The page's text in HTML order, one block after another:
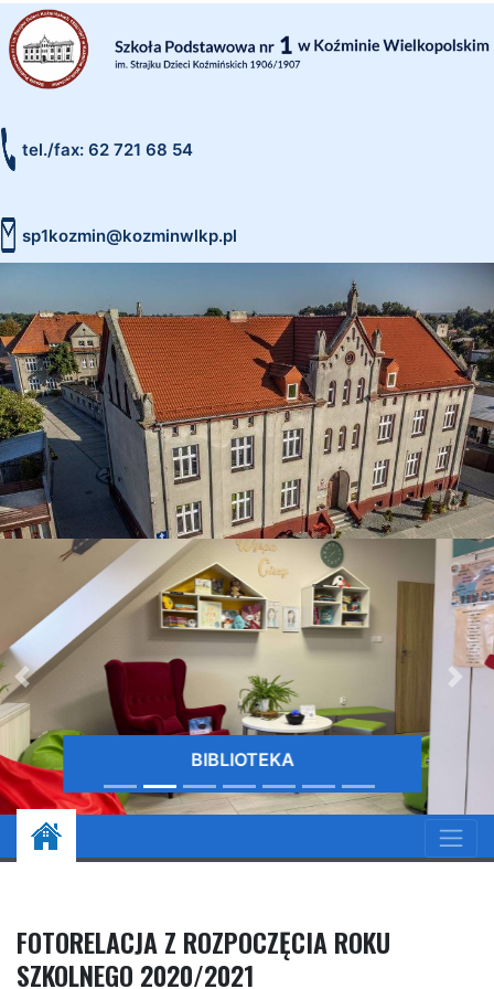
tel./fax: 62 721 68 54
sp1kozmin@kozminwlkp.pl
BIBLIOTEKA
FOTORELACJA Z ROZPOCZĘCIA ROKU
SZKOLNEGO 2020/2021